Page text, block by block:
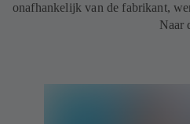
onafhankelijk van de fabrikant,
Naar